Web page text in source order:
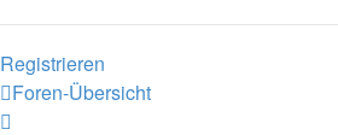
Registrieren
Foren-Übersicht